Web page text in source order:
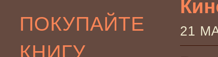
ПОКУПАЙТЕ
КНИГУ
21